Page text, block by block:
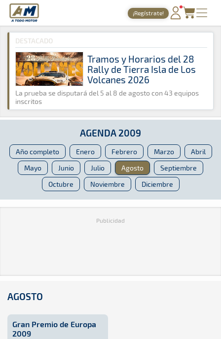
A Todo Motor · Revista del motor desde 1999
¡Regístrate!
PORTADA
TIEMPOS ONLINE
NOTICIAS
AGENDA
GALERÍAS
ARCHIVO
A Todo Motor » Agenda » 2009 » Agosto
DESTACADO
Tramos y Horarios del 28
Rally de Tierra Isla de Los
Volcanes 2026
La prueba se disputará del 5 al 8 de agosto con 43 equipos
inscritos
AGENDA 2009
Año completo Enero Febrero Marzo
Abril
Mayo
Junio Julio Agosto
Septiembre
Octubre
Noviembre Diciembre
Publicidad
AGOSTO
Gran Premio de Europa
2009